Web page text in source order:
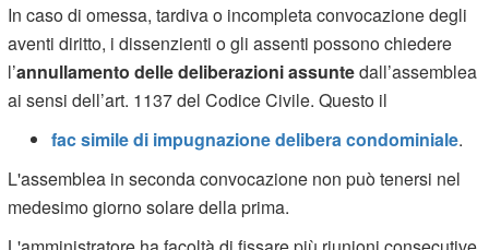
In caso di omessa, tardiva o incompleta convocazione degli
aventi diritto, i dissenzienti o gli assenti possono chiedere
l’annullamento delle deliberazioni assuntedall’assemblea
ai sensi dell’art. 1137 del Codice Civile. Questo il
fac simile di impugnazione delibera condominiale.
L'assemblea in seconda convocazione non può tenersi nel
medesimo giorno solare della prima.